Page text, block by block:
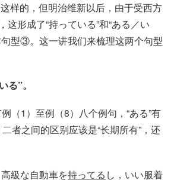
这样的，但明治维新以后，由于受西方
这形成了“持っている”和“ある／い
句型③。这一讲我们来梳理这两个句型
”。
（1）至例（8）八个例句，“ある”有
者之间的区别应该是“长期所有”，还
級な自動車を持ってる し，いい服着